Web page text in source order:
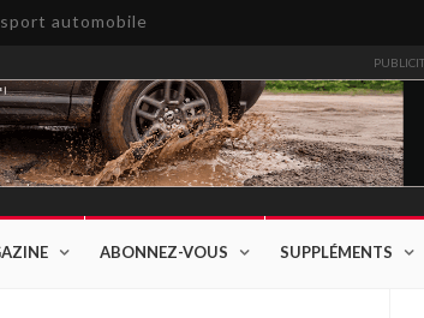
automobile
ABONNEZ-VOUS SUPPLÉMENTS